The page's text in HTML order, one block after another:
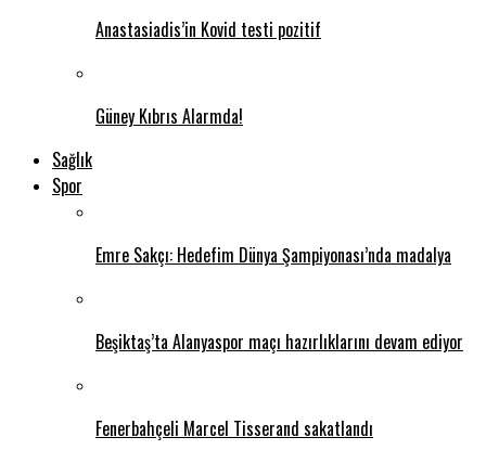
Anastasiadis’in Kovid testi pozitif
Güney Kıbrıs Alarmda!
Sağlık
Spor
Emre Sakçı: Hedefim Dünya Şampiyonası’nda madalya
Beşiktaş’ta Alanyaspor maçı hazırlıklarını devam ediyor
Fenerbahçeli Marcel Tisserand sakatlandı